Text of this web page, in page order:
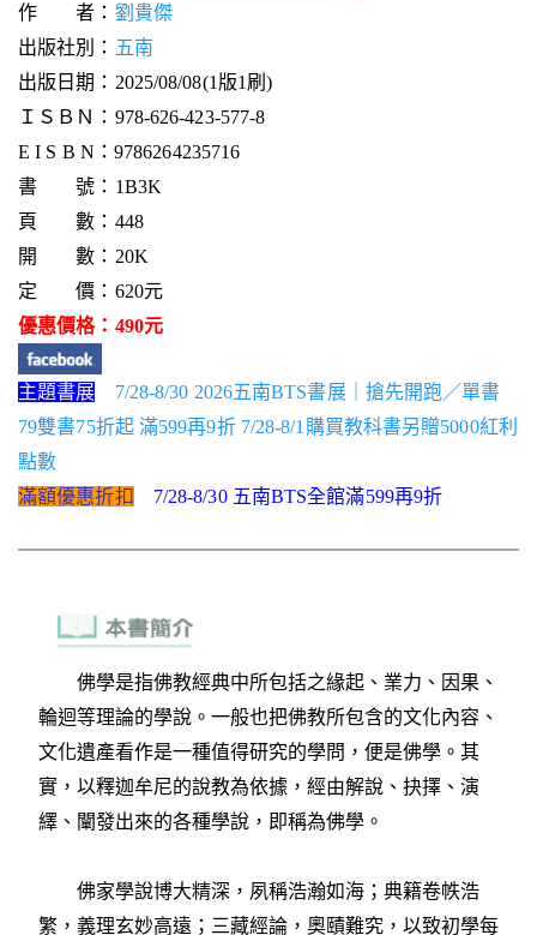
作 者： 劉貴傑
出版社別： 五南
出版日期：2025/08/08(1版1刷)
ＩＳＢＮ：978-626-423-577-8
E I S B N：9786264235716
書 號：1B3K
頁 數：448
開 數：20K
定 價：620元
優惠價格：490元
主題書展
7/28-8/30 2026五南BTS書展｜搶先開跑／單書
79雙書75折起 滿599再9折 7/28-8/1購買教科書另贈5000紅利
點數
滿額優惠折扣
7/28-8/30 五南BTS全館滿599再9折